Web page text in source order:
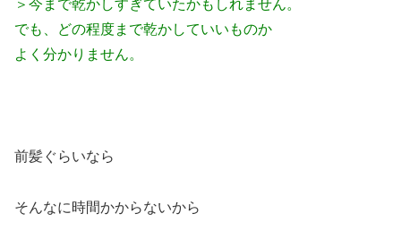
＞今まで乾かしすぎていたかもしれません。
でも、どの程度まで乾かしていいものか
よく分かりません。
前髪ぐらいなら
そんなに時間かからないから